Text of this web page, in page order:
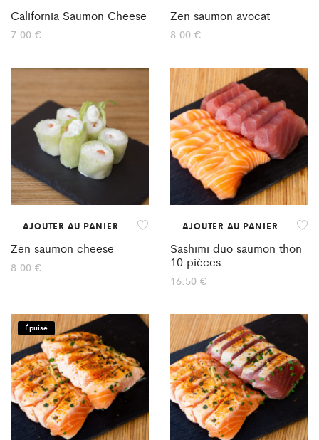
California Saumon Cheese
7.00 €
Zen saumon avocat
8.00 €
AJOUTER AU PANIER
Zen saumon cheese
8.00 €
AJOUTER AU PANIER
Sashimi duo saumon thon
10 pièces
16.50 €
Épuisé